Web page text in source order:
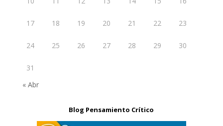
17 18 19 20 21 22 23
24 25 26 27 28 29 30
31
« Abr
Blog Pensamiento Crítico